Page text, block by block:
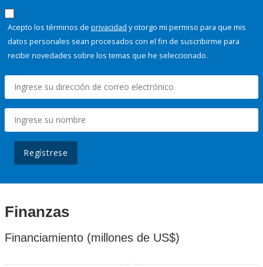
Acepto los términos de privacidad y otorgo mi permiso para que mis
datos personales sean procesados con el fin de suscribirme para
recibir novedades sobre los temas que he seleccionado.
Regístrese
Finanzas
Financiamiento (millones de US$)